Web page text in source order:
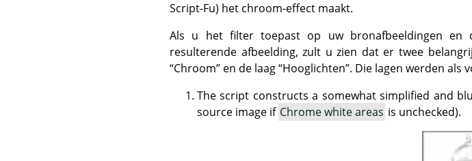
Script-Fu) het chroom-effect maakt.
Als u het filter toepast op uw bronafbeeldingen en
resulterende afbeelding, zult u zien dat er twee
“Chroom” en de laag“Hooglichten”. Die lagen werden als
The script constructs a somewhat simplified and
source image if Chrome white areas is unchecked).